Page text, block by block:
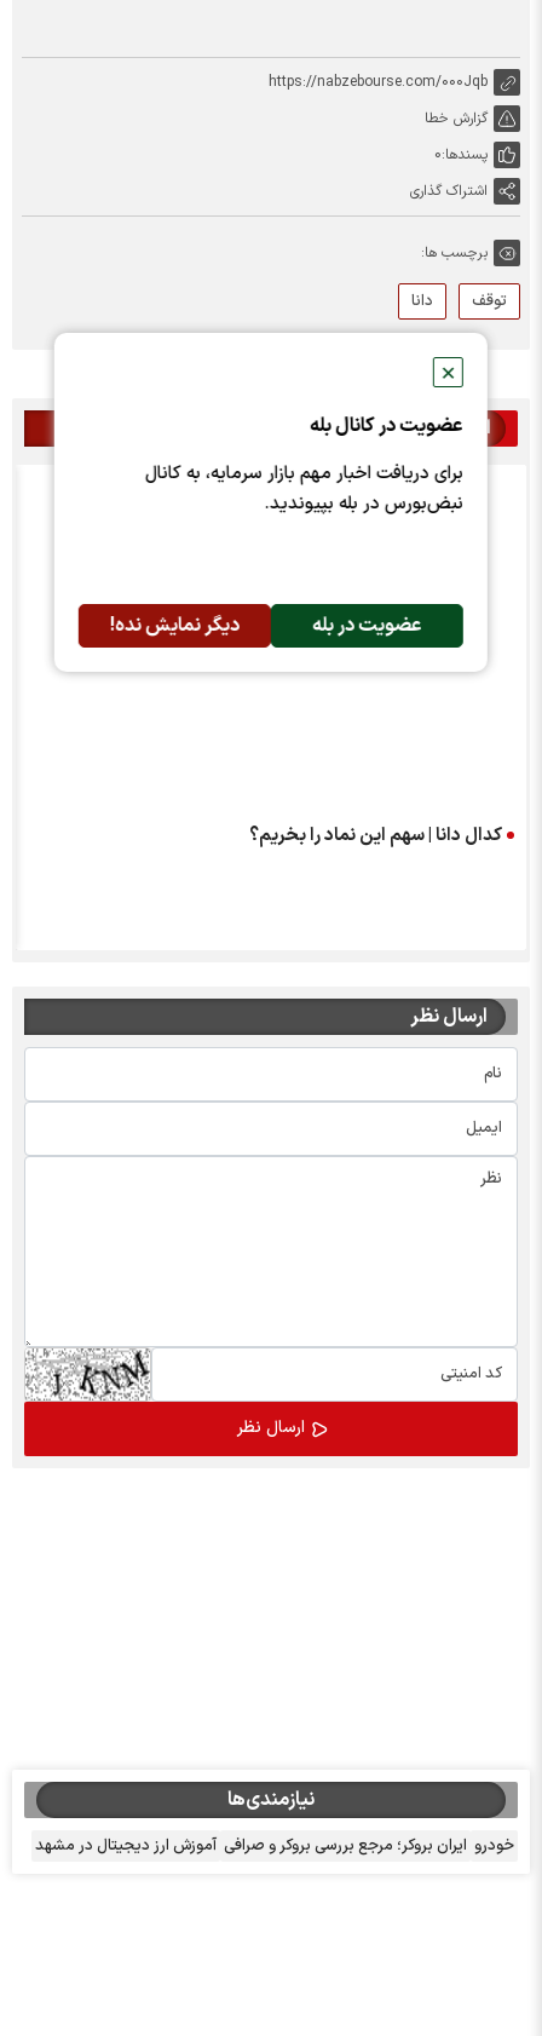
✕
عضویت در کانال بله
برای دریافت اخبار مهم بازار سرمایه، به کانال
نبض‌بورس در بله بپیوندید.
عضویت در بله دیگر نمایش نده!
https://nabzebourse.com/000Jqb
گزارش خطا
پسندها:0
اشتراک گذاری
برچسب ها:
توقف دانا
اخبار مرتبط
کدال دانا | سهم این نماد را بخریم؟
ارسال نظر
نیازمندی‌ها
خودرو ایران بروکر؛ مرجع بررسی بروکر و صرافی آموزش ارز دیجیتال در مشهد